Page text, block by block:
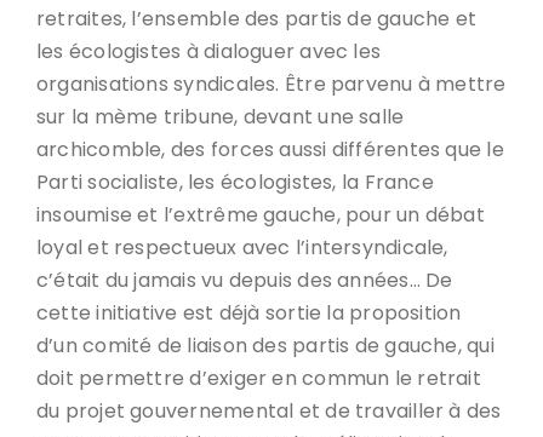
retraites, l’ensemble des partis de gauche et
les écologistes à dialoguer avec les
organisations syndicales. Être parvenu à mettre
sur la mème tribune, devant une salle
archicomble, des forces aussi différentes que le
Parti socialiste, les écologistes, la France
insoumise et l’extrême gauche, pour un débat
loyal et respectueux avec l’intersyndicale,
c’était du jamais vu depuis des années… De
cette initiative est déjà sortie la proposition
d’un comité de liaison des partis de gauche, qui
doit permettre d’exiger en commun le retrait
du projet gouvernemental et de travailler à des